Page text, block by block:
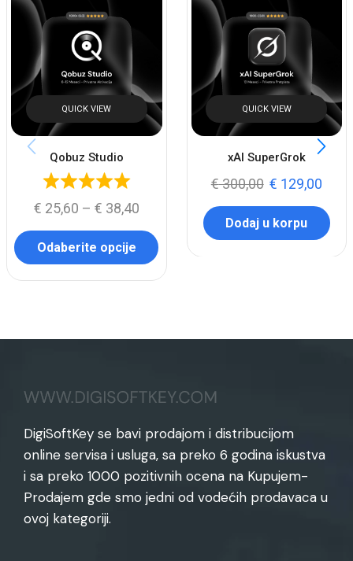
QUICK VIEW
Qobuz Studio
€ 25,60 – € 38,40
Odaberite opcije
QUICK VIEW
xAI SuperGrok
€300,00 € 129,00
Dodaj u korpu
DigiSoftKey se bavi prodajom i distribucijom
online servisa i usluga, sa preko 6 godina iskustva
i sa preko 1000 pozitivnih ocena na Kupujem-
Prodajem gde smo jedni od vodećih prodavaca u
ovoj kategoriji.